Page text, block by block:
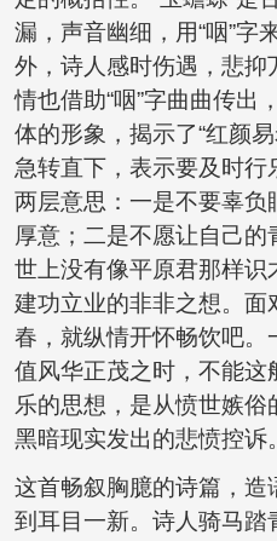
漏，声音幽细，用“咽”字
外，诗人感时伤遇，悲抑
情也借助“咽”字曲曲传出
体的形象，揭示了“红颜
急转直下，表示要及时行
两层意思：一是不要辜
厚意；二是不愿让自己
世上没有像平原君那样
建功立业的非非之想。
春，就纵情开怀畅饮吧。
值风华正茂之时，不能
乐的思想，是从愤世嫉
黑暗现实发出的悲愤控诉。
这首畅叙胸臆的诗篇，造
到耳目一新。诗人骑马踏